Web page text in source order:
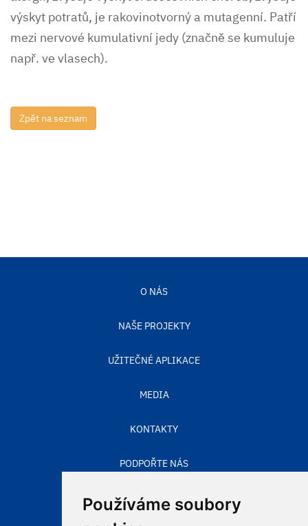
Používáme soubory
výskyt potratů, je rakovinotvorný a mutagenní. Patří
mezi nervové kumulativní jedy (značně se kumuluje
např. ve vlasech).
O NÁS
NAŠE PROJEKTY
UŽITEČNÉ APLIKACE
MEDIA
KONTAKTY
PODPOŘTE NÁS
STAV OVZDUŠÍ